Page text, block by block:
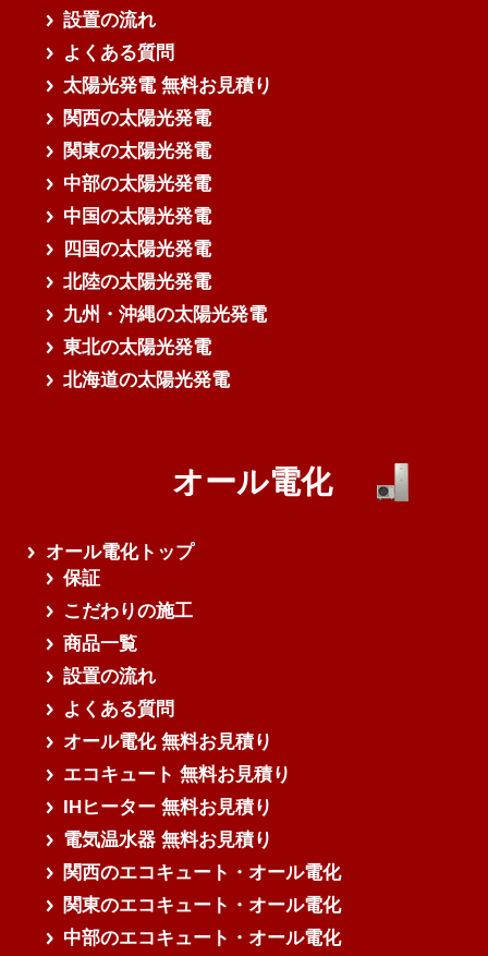
設置の流れ
よくある質問
太陽光発電 無料お見積り
関西の太陽光発電
関東の太陽光発電
中部の太陽光発電
中国の太陽光発電
四国の太陽光発電
北陸の太陽光発電
九州・沖縄の太陽光発電
東北の太陽光発電
北海道の太陽光発電
オール電化
オール電化トップ
保証
こだわりの施工
商品一覧
設置の流れ
よくある質問
オール電化 無料お見積り
エコキュート 無料お見積り
IHヒーター 無料お見積り
電気温水器 無料お見積り
関西のエコキュート・オール電化
関東のエコキュート・オール電化
中部のエコキュート・オール電化